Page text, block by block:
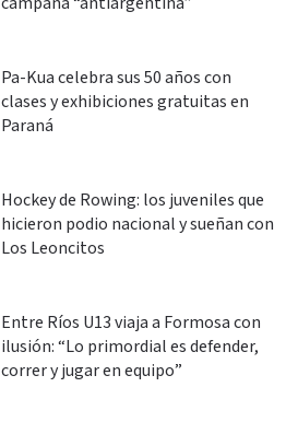
Pa-Kua celebra sus 50 años con
clases y exhibiciones gratuitas en
Paraná
Hockey de Rowing: los juveniles que
hicieron podio nacional y sueñan con
Los Leoncitos
Entre Ríos U13 viaja a Formosa con
ilusión: “Lo primordial es defender,
correr y jugar en equipo”